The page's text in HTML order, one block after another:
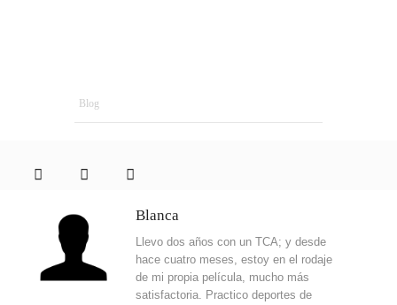
Blog
Blanca
Llevo dos años con un TCA; y desde
hace cuatro meses, estoy en el rodaje
de mi propia película, mucho más
satisfactoria. Practico deportes de